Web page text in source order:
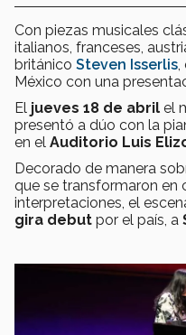
Con piezas musicales
italianos, franceses,
británico Steven Isserlis
México con una
El jueves 18 de abril el
presentó a dúo con la
en el Auditorio Luis
Decorado de manera
que se transformaron en
interpretaciones, el
gira debut por el país, a